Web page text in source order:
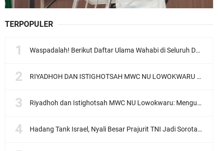
TERPOPULER
Waspadalah! Berikut Daftar Ulama Wahabi di Seluruh Dunia dan Karya-karyanya
RIYADHOH DAN ISTIGHOTSAH MWC NU LOWOKWARU Menyambut Muktamar NU ke-35, Meneguhkan Sanad Laku Para Muassis
Riyadhoh dan Istighotsah MWC NU Lowokwaru: Menguatkan Doa, Menjalin Ukhuwah Menyambut Muktamar NU ke-35
Hadang Tank Israel, Nyali Besar Prajurit TNI Jadi Sorotan Dunia